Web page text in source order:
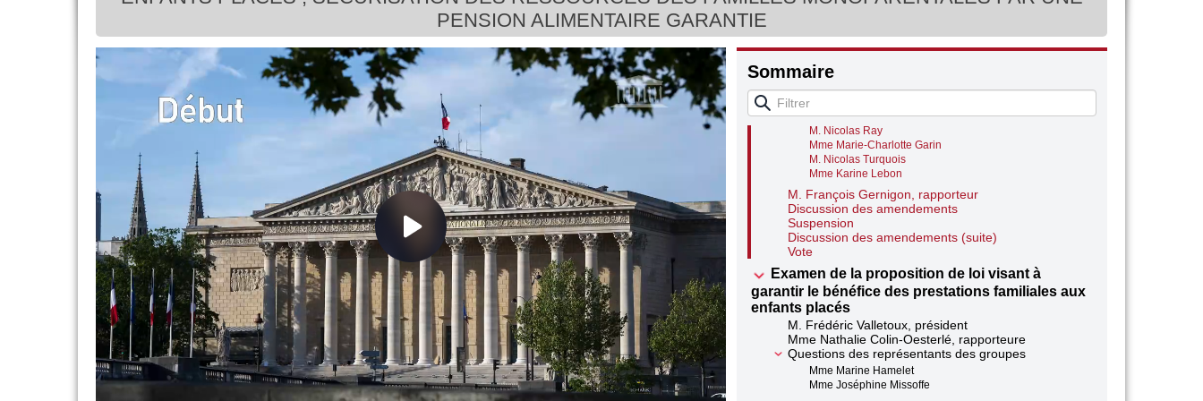
PENSION ALIMENTAIRE GARANTIE
Sommaire
garantie
Mme Christine Loir
Mme Joséphine Missoffe
Mme Zahia Hamdane
Mme Céline Thiébault-Martinez
M. Nicolas Ray
Mme Marie-Charlotte Garin
M. Nicolas Turquois
Mme Karine Lebon
M. François Gernigon, rapporteur
Discussion des amendements
Suspension
Discussion des amendements (suite)
Vote
Examen de la proposition de loi visant à
garantir le bénéfice des prestations familiales aux
enfants placés
M. Frédéric Valletoux, président
Mme Nathalie Colin-Oesterlé, rapporteure
Questions des représentants des groupes
Mme Marine Hamelet
Mme Joséphine Missoffe